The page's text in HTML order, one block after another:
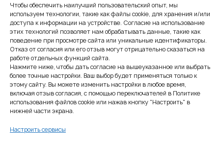
Чтобы обеспечить наилучший пользовательский опыт, мы
используем технологии, такие как файлы cookie, для хранения и/или
доступа к информации на устройстве. Согласие на использование
этих технологий позволяет нам обрабатывать данные, такие как
поведение при просмотре сайта или уникальные идентификаторы.
Отказ от согласия или его отзыв могут отрицательно сказаться на
работе отдельных функций сайта.
Нажмите ниже, чтобы дать согласие на вышеуказанное или выбрать
более точные настройки. Ваш выбор будет применяться только к
этому сайту. Вы можете изменить настройки в любое время,
включая отзыв согласия, с помощью переключателей в Политике
использования файлов cookie или нажав кнопку "Настроить" в
нижней части экрана.
Настроить сервисы
объём ежемесячной
агенды
Отрасль
Криптовалютные и
лицензируемые виды
деятельности требуют
специализированной
методологии
Стоимость бухгалтерского сопровождения в AMS Europe
начинается от 300 € в месяц (около 7 500 крон): объём
работ фиксируется договором, поэтому счёт не меняется
от месяца к месяцу без изменения самого бизнеса.